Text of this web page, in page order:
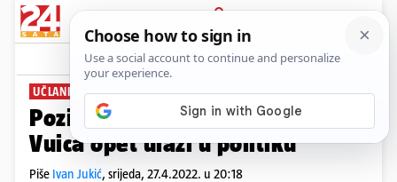
PRIJAVA
News Komentari
UČLANILA SE U SDP
Pozirala s pristupnicom: Alka
Vuica opet ulazi u politiku
Piše Ivan Jukić, srijeda, 27.4.2022. u 20:18